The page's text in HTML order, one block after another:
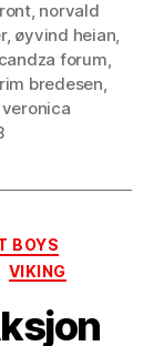
, norvald
, øyvind heian,
forum,
bredesen,
veronica
BOYS
VIKING